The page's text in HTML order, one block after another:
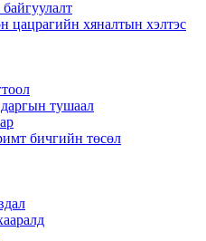
цацрагийн хяналтын хэлтэс
тушаал
бичгийн төсөл